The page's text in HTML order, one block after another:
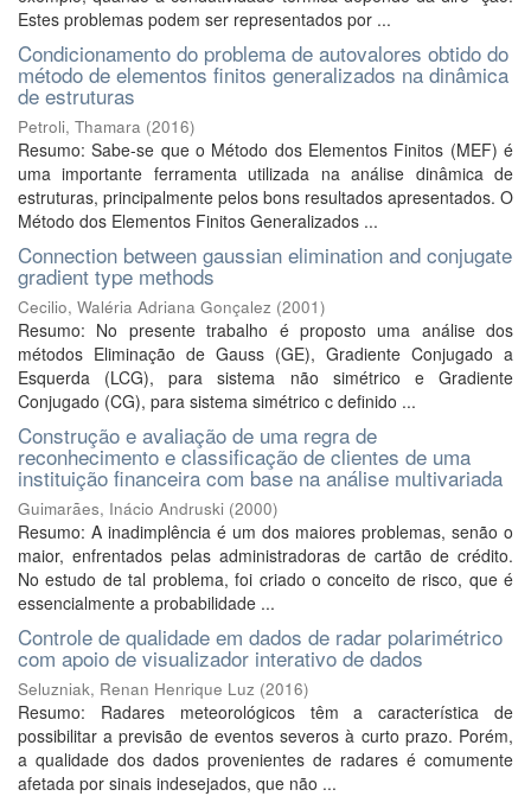
Estes problemas podem ser representados por ...
Condicionamento do problema de autovalores obtido do
método de elementos finitos generalizados na dinâmica
de estruturas
Petroli, Thamara (2016)
Resumo: Sabe-se que o Método dos Elementos Finitos (MEF) é
uma importante ferramenta utilizada na análise dinâmica de
estruturas, principalmente pelos bons resultados apresentados. O
Método dos Elementos Finitos Generalizados ...
Connection between gaussian elimination and conjugate
gradient type methods
Cecilio, Waléria Adriana Gonçalez (2001)
Resumo: No presente trabalho é proposto uma análise dos
métodos Eliminação de Gauss (GE), Gradiente Conjugado a
Esquerda (LCG), para sistema não simétrico e Gradiente
Conjugado (CG), para sistema simétrico c definido ...
Construção e avaliação de uma regra de
reconhecimento e classificação de clientes de uma
instituição financeira com base na análise multivariada
Guimarães, Inácio Andruski (2000)
Resumo: A inadimplência é um dos maiores problemas, senão o
maior, enfrentados pelas administradoras de cartão de crédito.
No estudo de tal problema, foi criado o conceito de risco, que é
essencialmente a probabilidade ...
Controle de qualidade em dados de radar polarimétrico
com apoio de visualizador interativo de dados
Seluzniak, Renan Henrique Luz (2016)
Resumo: Radares meteorológicos têm a característica de
possibilitar a previsão de eventos severos à curto prazo. Porém,
a qualidade dos dados provenientes de radares é comumente
afetada por sinais indesejados, que não ...